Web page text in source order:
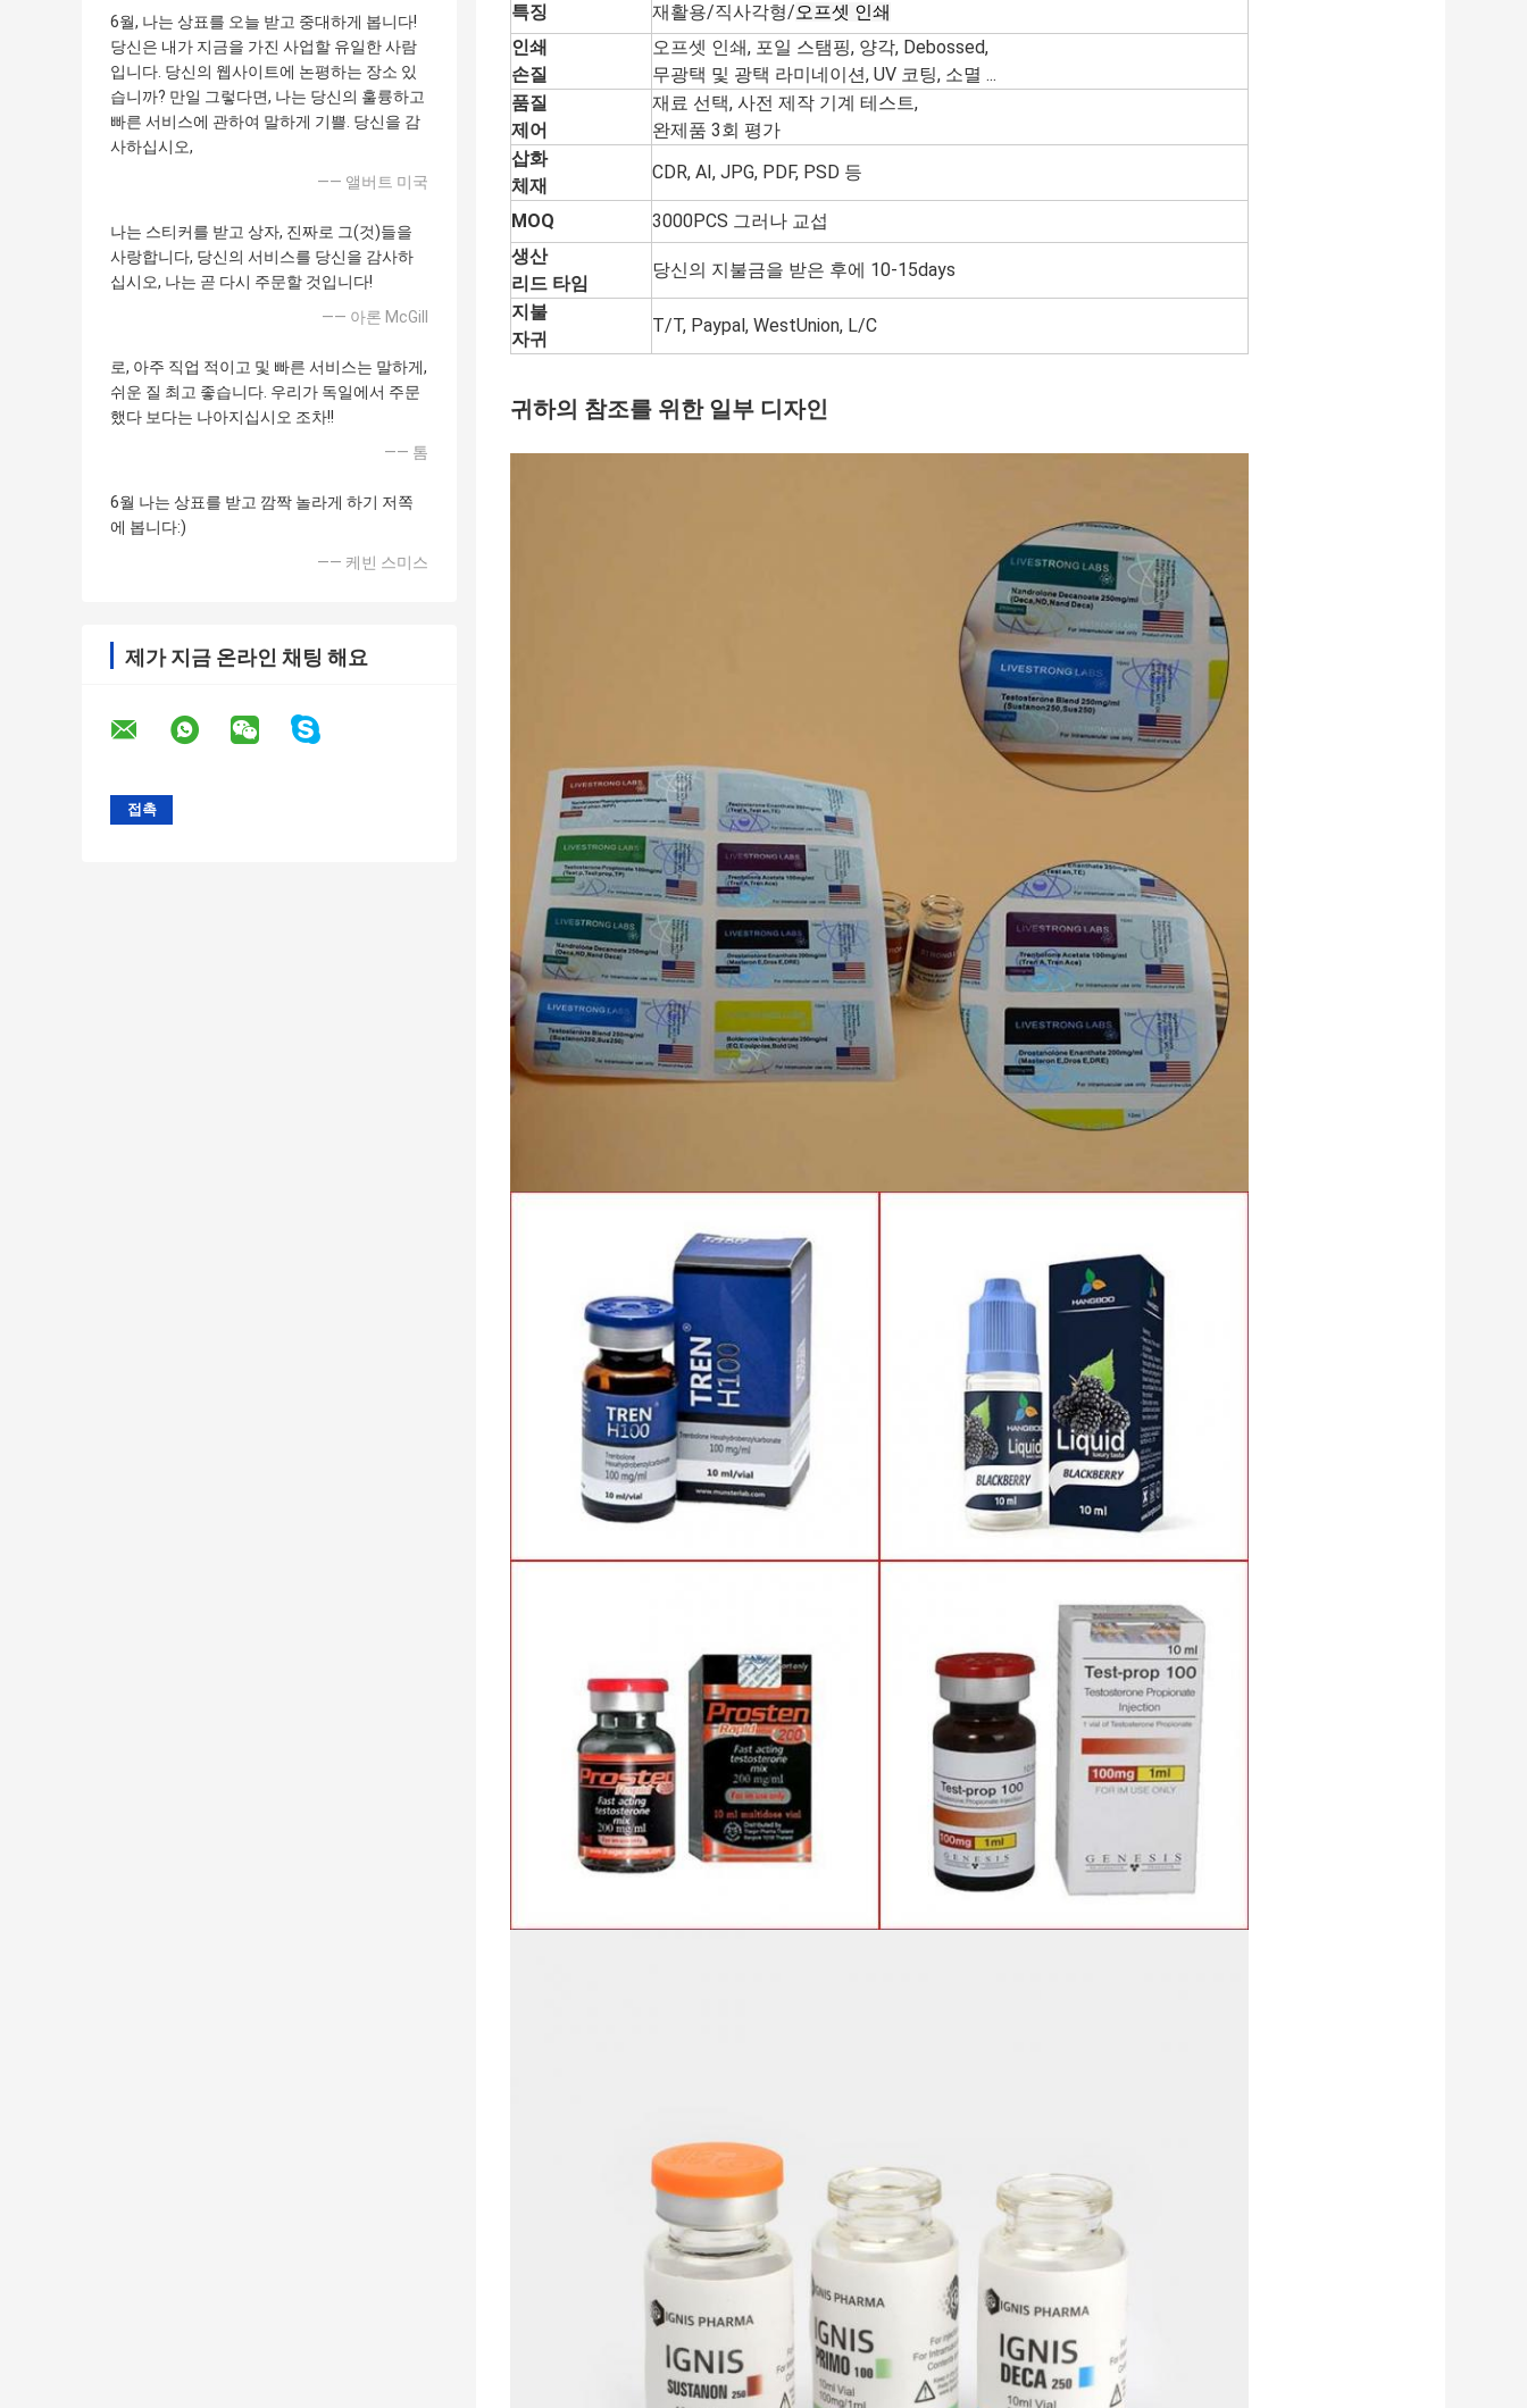
6월, 나는 상표를 오늘 받고 중대하게 봅니다!
당신은 내가 지금을 가진 사업할 유일한 사람
입니다. 당신의 웹사이트에 논평하는 장소 있
습니까? 만일 그렇다면, 나는 당신의 훌륭하고
빠른 서비스에 관하여 말하게 기쁠. 당신을 감
사하십시오,
—— 앨버트 미국
나는 스티커를 받고 상자, 진짜로 그(것)들을
사랑합니다, 당신의 서비스를 당신을 감사하
십시오, 나는 곧 다시 주문할 것입니다!
—— 아론 McGill
로, 아주 직업 적이고 및 빠른 서비스는 말하게,
쉬운 질 최고 좋습니다. 우리가 독일에서 주문
했다 보다는 나아지십시오 조차!!
—— 톰
6월 나는 상표를 받고 깜짝 놀라게 하기 저쪽
에 봅니다:)
—— 케빈 스미스
제가 지금 온라인 채팅 해요
특징
재활용/직사각형/오프셋 인쇄
인쇄
손질
오프셋 인쇄, 포일 스탬핑, 양각, Debossed,
무광택 및 광택 라미네이션, UV 코팅, 소멸 ...
품질
제어
재료 선택, 사전 제작 기계 테스트,
완제품 3회 평가
삽화
체재
CDR, AI, JPG, PDF, PSD 등
MOQ
3000PCS 그러나 교섭
생산
리드 타임
당신의 지불금을 받은 후에 10-15days
지불
자귀
T/T, Paypal, WestUnion, L/C
귀하의 참조를 위한 일부 디자인